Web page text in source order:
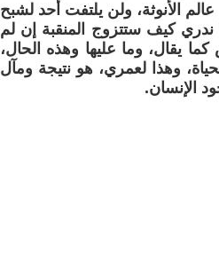
الأنوثة، ولن يلتفت أحد لشبح
ندري كيف ستتزوج المنقبة إن لم
يقال، وما عليها وهذه الحال،
وهذا لعمري، هو نتيجة ومآل
الإنسان.